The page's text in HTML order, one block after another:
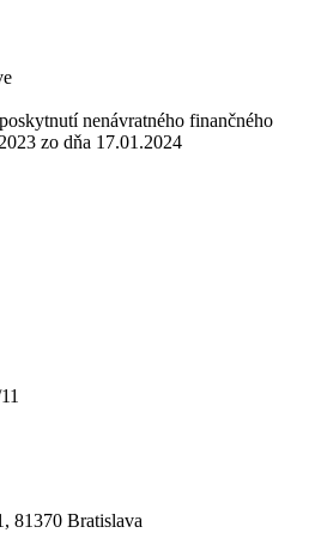
nenávratného finančného
zo dňa 17.01.2024
81370 Bratislava